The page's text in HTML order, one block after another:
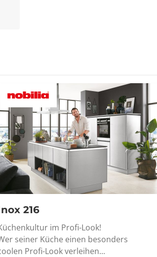
216
im Profi-Look!
seiner Küche einen besonders
Profi-Look verleihen...